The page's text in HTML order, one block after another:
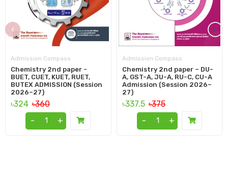
Admission Compass
Chemistry 2nd paper -
BUET, CUET, KUET, RUET,
BUTEX ADMISSION (Session
2026–27)
৳324 ৳360
-
+
Admission Compass
Chemistry 2nd paper – DU-
A, GST-A, JU-A, RU-C, CU-A
Admission (Session 2026–
27)
৳337.5 ৳375
-
+
‹ ›